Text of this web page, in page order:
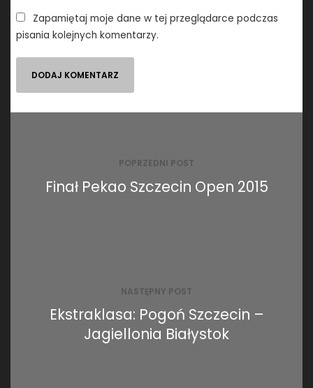
Zapamiętaj moje dane w tej przeglądarce podczas
pisania kolejnych komentarzy.
POPRZEDNI POST
Finał Pekao Szczecin Open 2015
NASTĘPNY POST
Ekstraklasa: Pogoń Szczecin –
Jagiellonia Białystok